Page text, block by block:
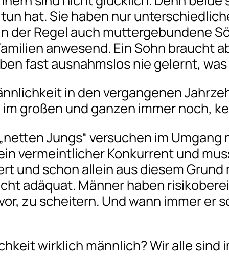
hat. Sie haben nur
der Regel auch muttergebundene
anwesend. Ein Sohn braucht
fast ausnahmslos nie gelernt,
in den vergangenen
großen und ganzen immer noch,
Jungs“ versuchen im
vermeintlicher Konkurrent und
und schon allein aus diesem
adäquat. Männer haben
zu scheitern. Und wann immer
wirklich männlich? Wir alle